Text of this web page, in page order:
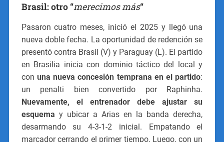
Brasil: otro “merecimos más“
Pasaron cuatro meses, inició el 2025 y llegó una
nueva doble fecha. La oportunidad de redención se
presentó contra Brasil (V) y Paraguay (L). El partido
en Brasilia inicia con dominio táctico del local y
con una nueva concesión temprana en el partido:
un penalti bien convertido por Raphinha.
Nuevamente, el entrenador debe ajustar su
esquema y ubicar a Arias en la banda derecha,
desarmando su 4-3-1-2 inicial. Empatando el
marcador cerrando el primer tiempo. Luego, con un